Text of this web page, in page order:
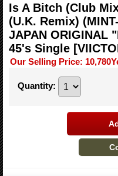
Is A Bitch (Club
(U.K. Remix)
JAPAN ORIGINAL
45's Single
Our Selling Price:
Quantity: